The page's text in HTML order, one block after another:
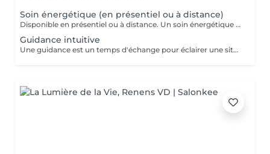
Soin énergétique (en présentiel ou à distance)
Disponible en présentiel ou à distance. Un soin énergétique est un moment de recentrage et d'harmonisation globale pour vous reconnectez à vous-même, retrouver une clarté intérieure et favoriser une sensation d'alignement et de mieux-être durable. Après un bref échange afin de savoir le but de votre venue et vos besoins, par magnétisme je libère les énergies lourdes qui plombent vos corps, je réharmonise et équilibre l'ensemble de vos énergies et je travaille sur les 7 chakras principaux. Chaque séance est adaptée à vos besoins. A distance: je vous appelle à l'heure du rdv, afin de vous expliquez le déroulement du soin et voir avec vous vos besoins. prévoyez 1heure de tranquillité, le temps que je fasse le soin. J'ai également besoin d'une photo de vous avant de commencer le soin.
Guidance intuitive
Une guidance est un temps d'échange pour éclairer une situation précise ou répondre à une question qui vous préoccupe. Ce n'est pas de la voyance qui elle est axée principalement sur l'avenir une séance de 30 minutes permet d'obtenir des pistes, des conseils, de la clarté et un nouvel angle de compréhensions tout en restant centré sur l'essentiel. Idéal lorsque vous ressentez le besoin d'un éclairage rapide ou d'un petit recentrage. Une séance de 60minutes est un accompagnement plus approfondi pour explorer une problématique dans sa globalité. Ce format offre l'espace nécessaire pour aller plus loin, mettre du sens sur vos ressentis et inquiétudes, identifier des blocages et ouvrir des perspectives concrètes d'évolution. Je canalise sans support ou avec l'aide de différents oracles et tarots. Je refuse toute demande qui nuiraient au bien-être et au libre arbitre d'une personne. Je ne travaille pas sur le thème de la santé. Il est conseillé de préparer vos questions avant la séance